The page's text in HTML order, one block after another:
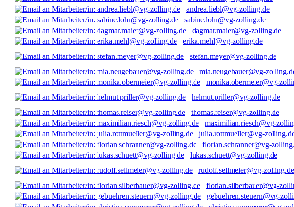
andrea.liebl@vg-zolling.de
sabine.lohr@vg-zolling.de
dagmar.maier@vg-zolling.de
erika.mehl@vg-zolling.de
stefan.meyer@vg-zolling.de
mia.neugebauer@vg-
monika.obermeier@vg-
helmut.priller@vg-zolling.de
thomas.reiser@vg-zolling.de
maximilian.riesch@vg-
julia.rottmueller@vg-
florian.schranner@vg-
lukas.schuett@vg-zolling.de
rudolf.sellmeier@vg-zolling.de
florian.silberbauer@vg-
gebuehren.steuern@vg-